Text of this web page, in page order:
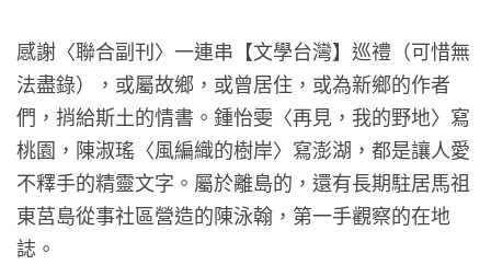
感謝〈聯合副刊〉一連串【文學台灣】巡禮（可惜無
法盡錄），或屬故鄉，或曾居住，或為新鄉的作者
們，捎給斯土的情書。鍾怡雯〈再見，我的野地〉寫
桃園，陳淑瑤〈風編織的樹岸〉寫澎湖，都是讓人愛
不釋手的精靈文字。屬於離島的，還有長期駐居馬祖
東莒島從事社區營造的陳泳翰，第一手觀察的在地
誌。